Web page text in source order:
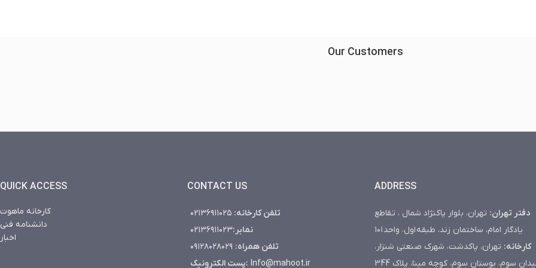
Our Customers
QUICK ACCESS
کارخانه ماهوت
دانشنامه فنی
اخبار
CONTACT US
تلفن کارخانه: ۰۲۱۳۶۹۱۱۰۲۵
نمابر:۰۲۱۳۶۹۱۱۰۲۳
تلفن همراه: ۰۹۱۲۸۰۲۸۰۲۹
پست الکترونیک: Info@mahoot.ir
ADDRESS
دفتر تهران: تهران، بلوار پاکنژاد شمال ، تقاطع
یادگار امام، ساختمان زند، طبقه اول، واحد ۱۰۱
کارخانه: تهران، پاکدشت، شهرک صنعتی شنزار،
سوم، بوستان سوم، کوچه مینا، پلاک 344